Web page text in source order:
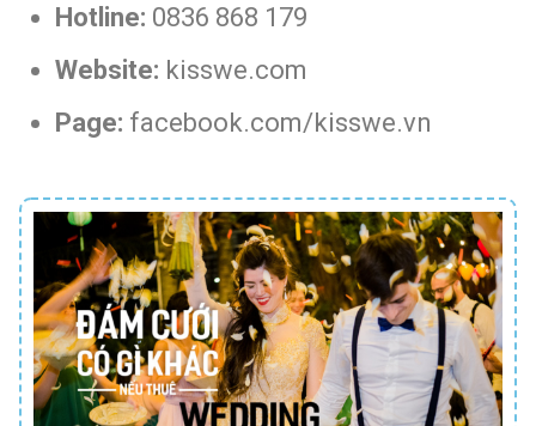
Hotline: 0836 868 179
Website: kisswe.com
Page: facebook.com/kisswe.vn